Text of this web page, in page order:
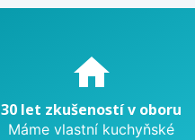
home
30 let zkušeností v oboru
Máme vlastní kuchyňské